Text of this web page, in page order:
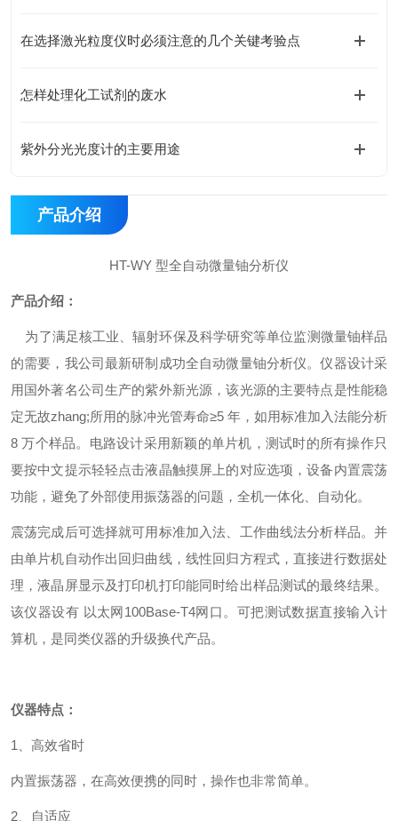
在选择激光粒度仪时必须注意的几个关键考验点
怎样处理化工试剂的废水
紫外分光光度计的主要用途
产品介绍
HT-WY 型全自动微量铀分析仪
产品介绍：
为了满足核工业、辐射环保及科学研究等单位监测微量铀样品
的需要，我公司最新研制成功全自动微量铀分析仪。仪器设计采
用国外著名公司生产的紫外新光源，该光源的主要特点是性能稳
定无故zhang;所用的脉冲光管寿命≥5 年，如用标准加入法能分析
8万个样品。电路设计采用新颖的单片机，测试时的所有操作只
要按中文提示轻轻点击液晶触摸屏上的对应选项，设备内置震荡
功能，避免了外部使用振荡器的问题，全机一体化、自动化。
震荡完成后可选择就可用标准加入法、工作曲线法分析样品。并
由单片机自动作出回归曲线，线性回归方程式，直接进行数据处
理，液晶屏显示及打印机打印能同时给出样品测试的最终结果。
该仪器设有 以太网100Base-T4网口。 可把测试数据直接输入计
算机，是同类仪器的升级换代产品。
仪器特点：
1、高效省时
内置振荡器，在高效便携的同时，操作也非常简单。
2、自适应